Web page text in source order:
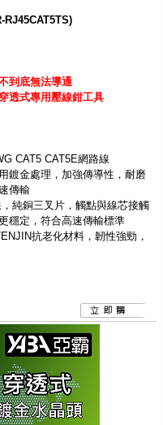
RJ45CAT5TS)
到底無法導通
透式專用壓線鉗工具
CAT5 CAT5E網路線
鍍金處理，加強傳導性，耐磨
傳輸
純銅三叉片，觸點與線芯接觸
穩定，符合高速傳輸標準
抗老化材料，韌性強勁，